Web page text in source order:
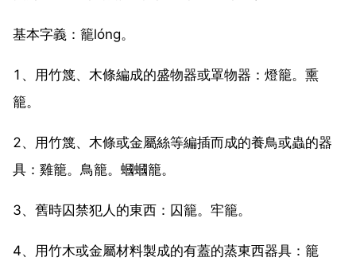
基本字義：籠lóng。
1、用竹篾、木條編成的盛物器或罩物器：燈籠。熏
籠。
2、用竹篾、木條或金屬絲等編插而成的養鳥或蟲的器
具：雞籠。鳥籠。蟈蟈籠。
3、舊時囚禁犯人的東西：囚籠。牢籠。
4、用竹木或金屬材料製成的有蓋的蒸東西器具：籠